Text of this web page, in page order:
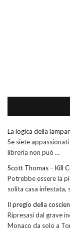
La logica della
Se siete
libreria non può …
Scott Thomas – Kill
Potrebbe essere la
solita casa infestata,
Il pregio della
Ripresasi dal grave
Monaco da solo a